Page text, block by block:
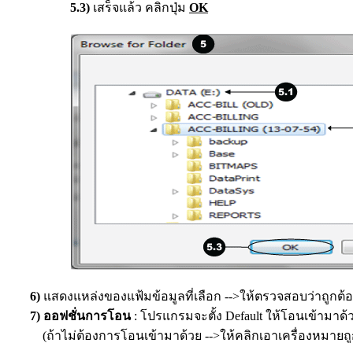
5.3) เสร็จแล้ว คลิกปุ่ม OK
6) แสดงแหล่งของแฟ้มข้อมูลที่เลือก -->ให้ตรวจสอบว่าถูกต้
7) ออฟชั่นการโอน : โปรแกรมจะตั้ง Default ให้โอนเข้ามา
(ถ้าไม่ต้องการโอนเข้ามาด้วย -->ให้คลิกเอาเครื่องหมาย